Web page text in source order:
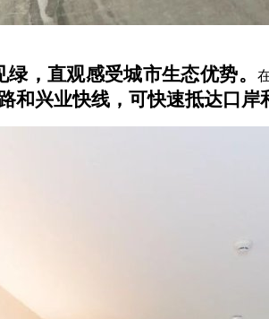
绿，直观感受城市生态优势。
和兴业快线，可快速抵达口岸